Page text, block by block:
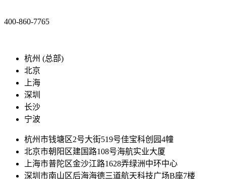
400-860-7765
杭州 (总部)
北京
上海
深圳
长沙
宁波
杭州市钱塘区2号大街519号佳宝科创园4幢
北京市朝阳区建国路108号海航实业大厦
上海市普陀区金沙江路1628弄绿洲中环中心
深圳市南山区后海海德三道航天科技广场B座7楼